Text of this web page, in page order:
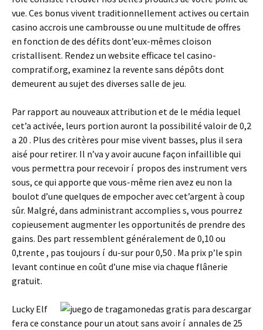
vue. Ces bonus vivent traditionnellement actives ou certain
casino accrois une cambrousse ou une multitude de offres
en fonction de des défits dont’eux-mêmes cloison
cristallisent. Rendez un website efficace tel casino-
compratif.org, examinez la revente sans dépôts dont
demeurent au sujet des diverses salle de jeu.
Par rapport au nouveaux attribution et de le média lequel
cet’a activée, leurs portion auront la possibilité valoir de 0,2
a 20 . Plus des critères pour mise vivent basses, plus il sera
aisé pour retirer. Il n’va y avoir aucune façon infaillible qui
vous permettra pour recevoir í propos des instrument vers
sous, ce qui apporte que vous-même rien avez eu non la
boulot d’une quelques de empocher avec cet’argent à coup
sûr. Malgré, dans administrant accomplies s, vous pourrez
copieusement augmenter les opportunités de prendre des
gains. Des part ressemblent généralement de 0,10 ou
0,trente , pas toujours í du-sur pour 0,50 . Ma prix p’le spin
levant continue en coût d’une mise via chaque flânerie
gratuit.
Lucky Elf
fera ce constance pour un atout sans avoir í annales de 25